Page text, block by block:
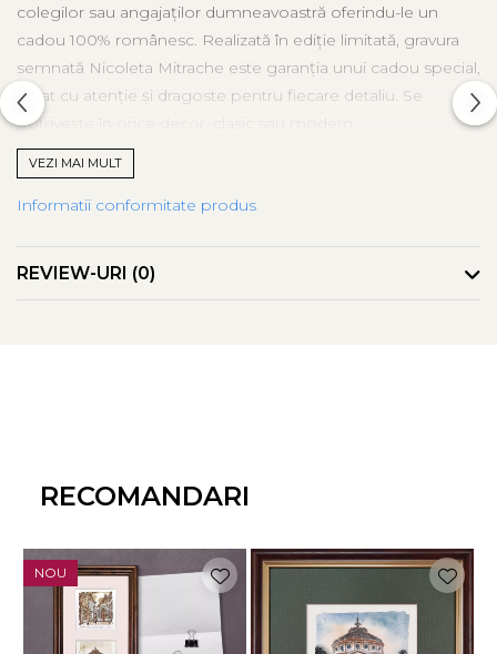
colegilor sau angajaților dumneavoastră oferindu-le un
cadou 100% românesc. Realizată în ediție limitată, gravura
semnată Nicoleta Mitrache este garanția unui cadou special,
creat cu atenție și dragoste pentru fiecare detaliu. Se
potrivește în orice decor, clasic sau modern.
Lucrarea este originală cu certificat de autenticitate. Are o
ramă tip baghetă din material sintetic.
* imaginile sunt cu titlu de prezentare, intervenția cu
VEZI MAI MULT
Informatii conformitate produs
REVIEW-URI (0)
RECOMANDARI
NOU